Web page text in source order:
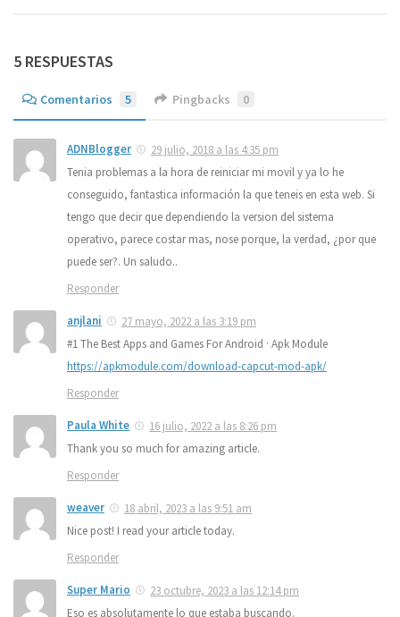
5 RESPUESTAS
Comentarios 5 Pingbacks 0
ADNBlogger
29 julio, 2018 a las 4:35 pm
Tenia problemas a la hora de reiniciar mi movil y ya lo he
conseguido, fantastica información la que teneis en esta web. Si
tengo que decir que dependiendo la version del sistema
operativo, parece costar mas, nose porque, la verdad, ¿por que
puede ser?. Un saludo..
Responder
anjlani
27 mayo, 2022 a las 3:19 pm
#1 The Best Apps and Games For Android · Apk Module
https://apkmodule.com/download-capcut-mod-apk/
Responder
Paula White
16 julio, 2022 a las 8:26 pm
Thank you so much for amazing article.
Responder
weaver
18 abril, 2023 a las 9:51 am
Nice post! I read your article today.
Responder
Super Mario
23 octubre, 2023 a las 12:14 pm
Eso es absolutamente lo que estaba buscando.